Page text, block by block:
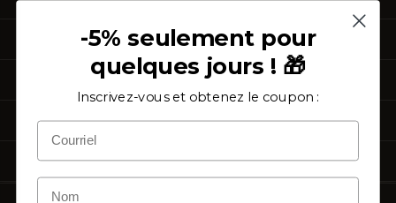
PRODUITS
Linge de Bain
Vêtements de Maison
Échantillons Gratuits
GUIDES DES TISSUS
Percale ou Satin ?
Que signifie le TC ?
TC300 vs Coton Égyptien GUIDE
Coton vs Synthétique GUIDE
Nos avis
À PROPOS
Qui sommes-nous
Certification OEKO-TEX
ASSISTANCE
Contactez-nous
-5% seulement pour
quelques jours ! 🎁
Inscrivez-vous et obtenez le coupon :